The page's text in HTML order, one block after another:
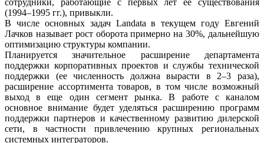
(1994–1995 гг.), привыкли.
В числе основных задач Landata в текущем году Евгений
Лачков называет рост оборота примерно на 30%, дальнейшую
оптимизацию структуры компании.
Планируется значительное расширение департамента
поддержки корпоративных проектов и службы технической
поддержки (ее численность должна вырасти в 2–3 раза),
расширение ассортимента товаров, в том числе возможный
выход в еще один сегмент рынка. В работе с каналом
основное внимание будет уделяться расширению программ
поддержки партнеров и качественному развитию дилерской
сети, в частности привлечению крупных региональных
системных интеграторов.